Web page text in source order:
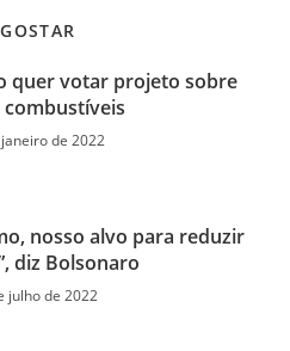
quer votar projeto sobre
combustíveis
de 2022
nosso alvo para reduzir
diz Bolsonaro
julho de 2022